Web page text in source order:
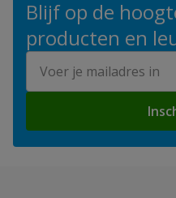
Blijf op de
producten en